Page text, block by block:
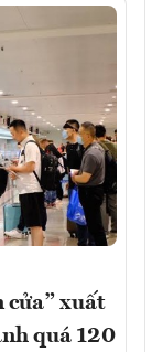
cửa” xuất
quá 120